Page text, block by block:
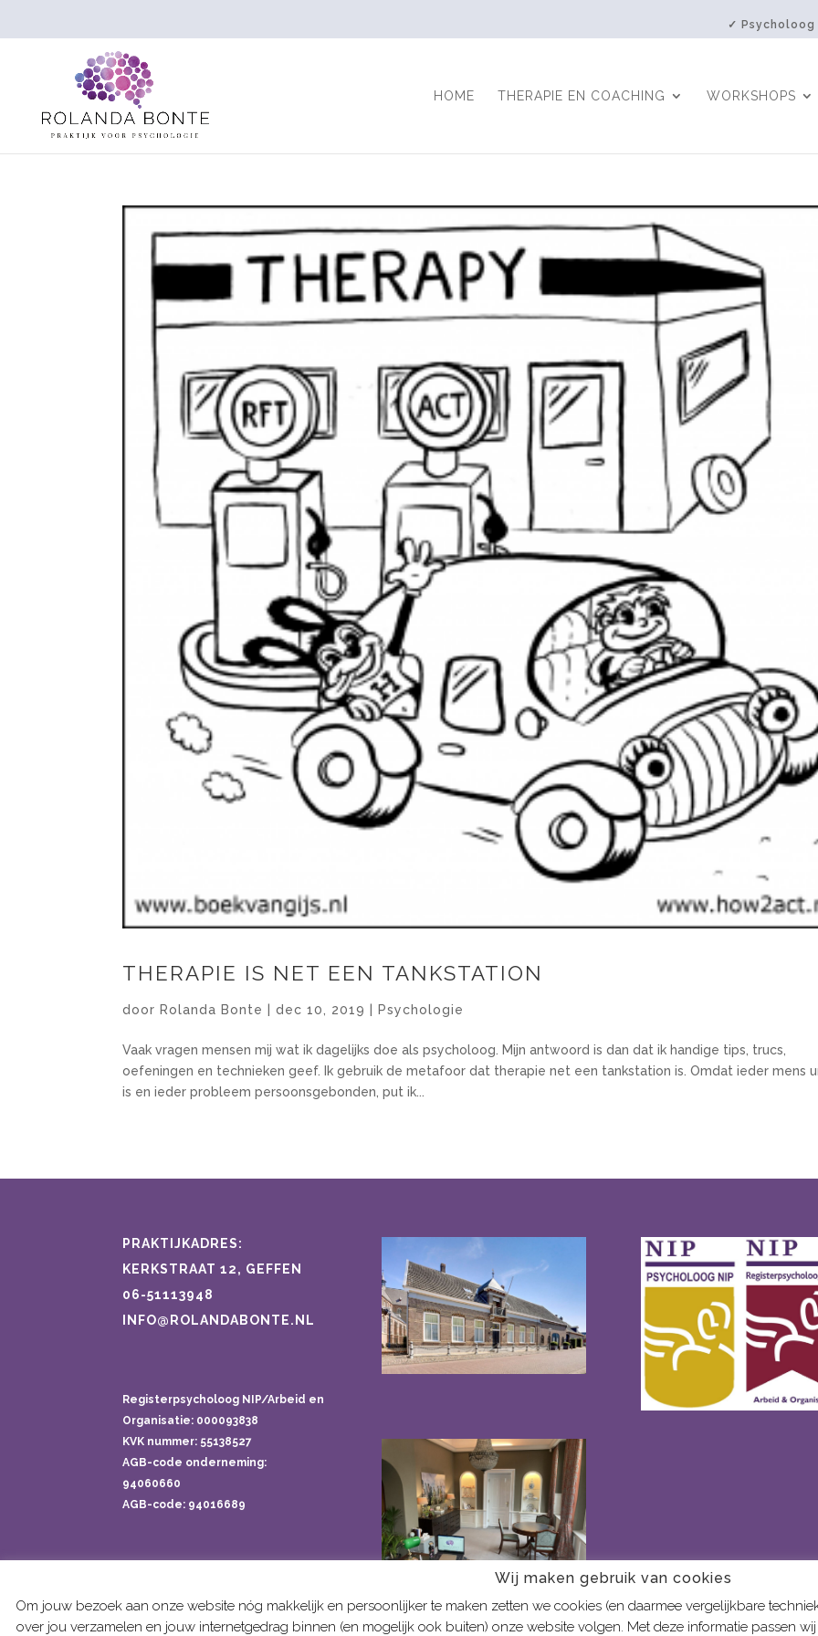
✓ Psycholoog
HOME THERAPIE EN COACHING WORKSHOPS
THERAPIE IS NET EEN TANKSTATION
door Rolanda Bonte |dec 10, 2019 Psychologie
Vaak vragen mensen mij wat ik dagelijks doe als psycholoog. Mijn antwoord is dan dat ik handige tips, trucs,
oefeningen en technieken geef. Ik gebruik de metafoor dat therapie net een tankstation is. Omdat ieder mens
is en ieder probleem persoonsgebonden, put ik...
PRAKTIJKADRES:
KERKSTRAAT 12, GEFFEN
06-51113948
INFO@ROLANDABONTE.NL
Registerpsycholoog NIP/Arbeid en
Organisatie: 000093838
KVK nummer: 55138527
AGB-code onderneming:
94060660
AGB-code: 94016689
Wij maken gebruik van cookies
Om jouw bezoek aan onze website nóg makkelijk en persoonlijker te maken zetten we cookies (en daarmee vergelijkbare
over jou verzamelen en jouw internetgedrag binnen (en mogelijk ook buiten) onze website volgen. Met deze informatie passen